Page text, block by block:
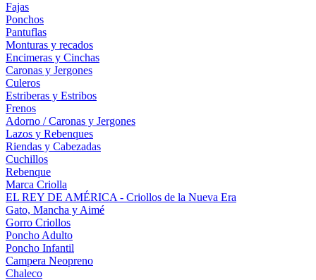
Fajas
Ponchos
Pantuflas
Monturas y recados
Encimeras y Cinchas
Caronas y Jergones
Culeros
Estriberas y Estribos
Frenos
Adorno / Caronas y Jergones
Lazos y Rebenques
Riendas y Cabezadas
Cuchillos
Rebenque
Marca Criolla
EL REY DE AMÉRICA - Criollos de la Nueva Era
Gato, Mancha y Aimé
Gorro Criollos
Poncho Adulto
Poncho Infantil
Campera Neopreno
Chaleco